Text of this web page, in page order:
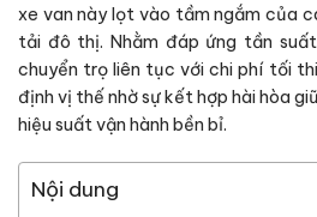
xe van này lọt vào tầm ngắm của
tải đô thị. Nhằm đáp ứng tần
chuyển trọ liên tục với chi phí tối
định vị thế nhờ sự kết hợp hài hòa
hiệu suất vận hành bền bỉ.
Nội dung